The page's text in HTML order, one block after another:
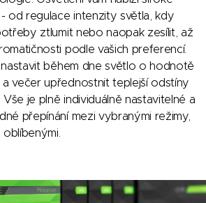
od regulace intenzity světla, kdy
ztlumit nebo naopak zesílit, až
podle vašich preferencí.
během dne světlo o hodnotě
večer upřednostnit teplejší odstíny
je plně individuálně nastavitelné a
přepínání mezi vybranými režimy,